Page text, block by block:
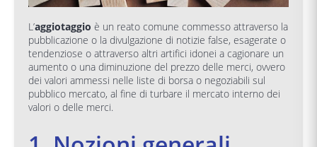
L’aggiotaggio è un reato comune commesso attraverso la
pubblicazione o la divulgazione di notizie false, esagerate o
tendenziose o attraverso altri artifici idonei a cagionare un
aumento o una diminuzione del prezzo delle merci, ovvero
dei valori ammessi nelle liste di borsa o negoziabili sul
pubblico mercato, al fine di turbare il mercato interno dei
valori o delle merci.